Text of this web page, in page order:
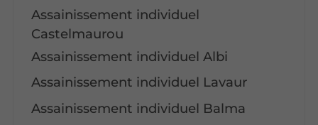
Assainissement individuel
Castelmaurou
Assainissement individuel Albi
Assainissement individuel Lavaur
Assainissement individuel Balma